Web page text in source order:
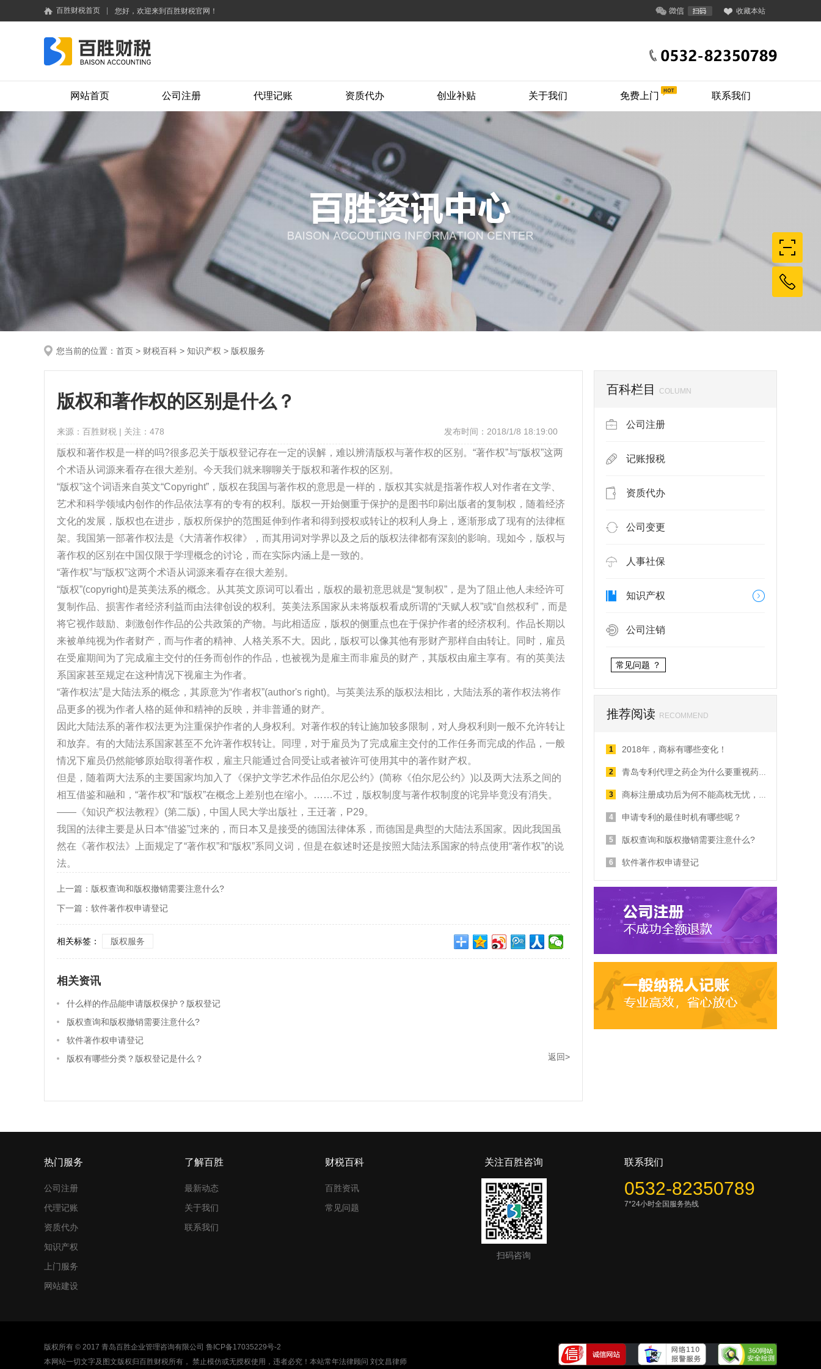
百胜财税首页 您好，欢迎来到百胜财税官网！ 收藏本站
网站首页 公司注册 代理记账 资质代办 创业补贴 关于我们 免费上门 联系我们
您当前的位置： 首页 > 财税百科 > 知识产权 > 版权服务
百科栏目 COLUMN
公司注册
记账报税
资质代办
公司变更
人事社保
知识产权
公司注销
常见问题 ？
推荐阅读 RECOMMEND
1 2018年，商标有哪些变化！
2 青岛专利代理之药企为什么要重视药品外观设计专利？
3 商标注册成功后为何不能高枕无忧，这些你了解吗？
4 申请专利的最佳时机有哪些呢？
5 版权查询和版权撤销需要注意什么?
6 软件著作权申请登记
版权和著作权的区别是什么？
来源：百胜财税 | 关注： 478 发布时间：2018/1/8 18:19:00
版权和著作权是一样的吗?很多忍关于版权登记存在一定的误解，难以辨清版权与著作权的区别。“著作权”与“版权”这两
个术语从词源来看存在很大差别。今天我们就来聊聊关于版权和著作权的区别。
“版权”这个词语来自英文“Copyright”，版权在我国与著作权的意思是一样的，版权其实就是指著作权人对作者在文学、
艺术和科学领域内创作的作品依法享有的专有的权利。版权一开始侧重于保护的是图书印刷出版者的复制权，随着经济
文化的发展，版权也在进步，版权所保护的范围延伸到作者和得到授权或转让的权利人身上，逐渐形成了现有的法律框
架。我国第一部著作权法是《大清著作权律》，而其用词对学界以及之后的版权法律都有深刻的影响。现如今，版权与
著作权的区别在中国仅限于学理概念的讨论，而在实际内涵上是一致的。
“著作权”与“版权”这两个术语从词源来看存在很大差别。
“版权”(copyright)是英美法系的概念。从其英文原词可以看出，版权的最初意思就是“复制权”，是为了阻止他人未经许可
复制作品、损害作者经济利益而由法律创设的权利。英美法系国家从未将版权看成所谓的“天赋人权”或“自然权利”，而是
将它视作鼓励、刺激创作作品的公共政策的产物。与此相适应，版权的侧重点也在于保护作者的经济权利。作品长期以
来被单纯视为作者财产，而与作者的精神、人格关系不大。因此，版权可以像其他有形财产那样自由转让。同时，雇员
在受雇期间为了完成雇主交付的任务而创作的作品，也被视为是雇主而非雇员的财产，其版权由雇主享有。有的英美法
系国家甚至规定在这种情况下视雇主为作者。
“著作权法”是大陆法系的概念，其原意为“作者权”(author's right)。与英美法系的版权法相比，大陆法系的著作权法将作
品更多的视为作者人格的延伸和精神的反映，并非普通的财产。
因此大陆法系的著作权法更为注重保护作者的人身权利。对著作权的转让施加较多限制，对人身权利则一般不允许转让
和放弃。有的大陆法系国家甚至不允许著作权转让。同理，对于雇员为了完成雇主交付的工作任务而完成的作品，一般
情况下雇员仍然能够原始取得著作权，雇主只能通过合同受让或者被许可使用其中的著作财产权。
但是，随着两大法系的主要国家均加入了《保护文学艺术作品伯尔尼公约》(简称《伯尔尼公约》)以及两大法系之间的
相互借鉴和融和，“著作权”和“版权”在概念上差别也在缩小。……不过，版权制度与著作权制度的诧异毕竟没有消失。
——《知识产权法教程》(第二版)，中国人民大学出版社，王迁著，P29。
我国的法律主要是从日本“借鉴”过来的，而日本又是接受的德国法律体系，而德国是典型的大陆法系国家。因此我国虽
然在《著作权法》上面规定了“著作权”和“版权”系同义词，但是在叙述时还是按照大陆法系国家的特点使用“著作权”的说
法。
上一篇： 版权查询和版权撤销需要注意什么?
下一篇： 软件著作权申请登记
相关标签： 版权服务
相关资讯
什么样的作品能申请版权保护？版权登记
的意义
版权查询和版权撤销需要注意什么?
软件著作权申请登记
版权有哪些分类？版权登记是什么？
返回>
热门服务
公司注册
代理记账
资质代办
知识产权
上门服务
网站建设
了解百胜
最新动态
关于我们
联系我们
财税百科
百胜资讯
常见问题
关注百胜咨询
扫码咨询
联系我们
0532-82350789
7*24小时全国服务热线
版权所有 © 2017 青岛百胜企业管理咨询有限公司 鲁ICP备17035229号-2
本网站一切文字及图文版权归百胜财税所有， 禁止模仿或无授权使用，违者必究！本站常年法律顾问 刘文昌律师